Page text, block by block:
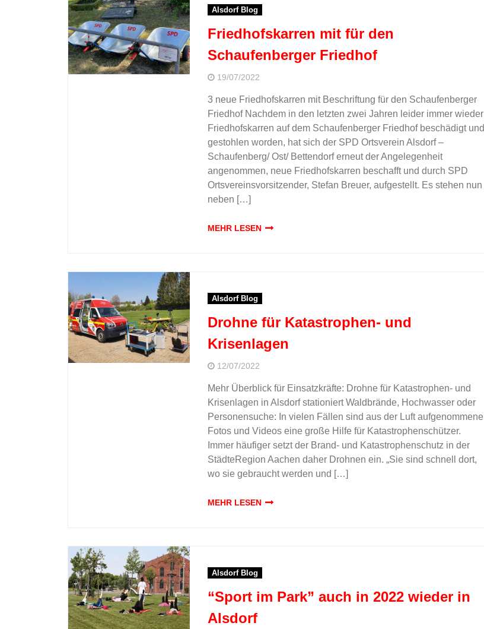
Alsdorf Blog
Friedhofskarren mit für den
Schaufenberger Friedhof
19/07/2022
3 neue Friedhofskarren mit Beschriftung für den Schaufenberger
Friedhof Nachdem in den letzten zwei Jahren leider immer wieder
Friedhofskarren auf dem Schaufenberger Friedhof beschädigt und
gestohlen worden, hat sich der SPD Ortsverein Alsdorf –
Schaufenberg/ Ost/ Bettendorf erneut der Angelegenheit
angenommen, neue Friedhofskarren beschafft und durch SPD
Ortsvereinsvorsitzender, Stefan Breuer, aufgestellt. Es stehen nun
neben […]
MEHR LESEN
Alsdorf Blog
Drohne für Katastrophen- und
Krisenlagen
12/07/2022
Mehr Überblick für Einsatzkräfte: Drohne für Katastrophen- und
Krisenlagen in Alsdorf stationiert Waldbrände, Hochwasser oder
Personensuche: In vielen Fällen sind aus der Luft aufgenommene
Fotos und Videos eine große Hilfe für Katastrophenschützer.
Immer häufiger setzt der Brand- und Katastrophenschutz in der
StädteRegion Aachen daher Drohnen ein. „Sie sind schnell dort,
wo sie gebraucht werden und […]
MEHR LESEN
Alsdorf Blog
“Sport im Park” auch in 2022 wieder in
Alsdorf